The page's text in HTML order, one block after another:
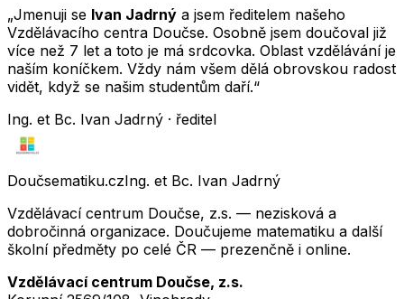
„Jmenuji se Ivan Jadrný a jsem ředitelem našeho
Vzdělávacího centra Doučse. Osobně jsem doučoval již
více než 7 let a toto je má srdcovka. Oblast vzdělávání je
naším koníčkem. Vždy nám všem dělá obrovskou radost
vidět, když se našim studentům daří.“
Ing. et Bc. Ivan Jadrný · ředitel
Doučsematiku.czIng. et Bc. Ivan Jadrný
Vzdělávací centrum Doučse, z.s. — nezisková a
dobročinná organizace. Doučujeme matematiku a další
školní předměty po celé ČR — prezenčně i online.
Vzdělávací centrum Doučse, z.s.